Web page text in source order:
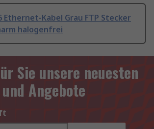
Ethernet-Kabel Grau FTP Stecker
halogenfrei
Sie unsere neuesten
Angebote